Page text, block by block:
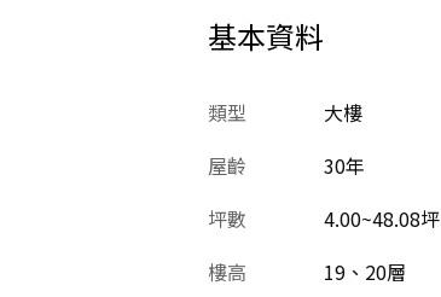
基本資料
類型
大樓
屋齡
30年
坪數
4.00~48.08坪
樓高
19、20層